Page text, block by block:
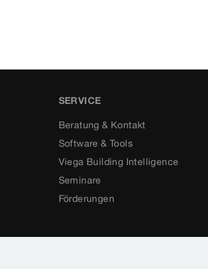
SERVICE
Beratung & Kontakt
Software & Tools
Viega Building Intelligence
Seminare
Förderungen